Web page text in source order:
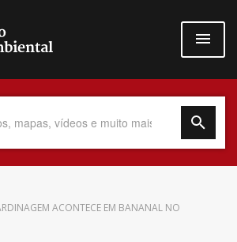
ACONTECE EM BANANAL NO